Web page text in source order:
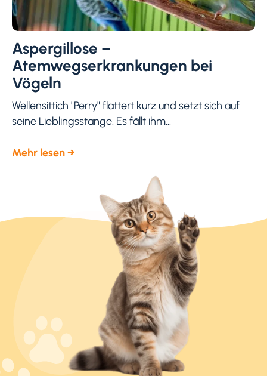
Aspergillose –
Atemwegserkrankungen bei
Vögeln
Wellensittich "Perry" flattert kurz und setzt sich auf
seine Lieblingsstange. Es fällt ihm...
Mehr lesen →